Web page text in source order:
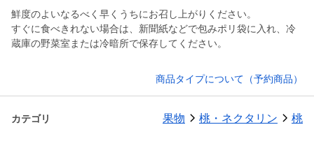
鮮度のよいなるべく早くうちにお召し上がりください。
すぐに食べきれない場合は、新聞紙などで包みポリ袋に入れ、冷
蔵庫の野菜室または冷暗所で保存してください。
商品タイプについて（予約商品）
カテゴリ 果物 桃・ネクタリン 桃